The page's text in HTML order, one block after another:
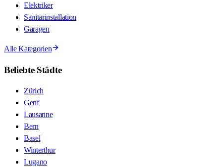
Elektriker
Sanitärinstallation
Garagen
Alle Kategorien
Beliebte Städte
Zürich
Genf
Lausanne
Bern
Basel
Winterthur
Lugano